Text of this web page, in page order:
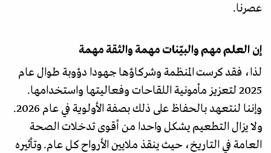
عصرنا.
إن العلم مهم والبيّنات مهمة والثقة مهمة
لذا، فقد كرست المنظمة وشركاؤها جهودا دؤوبة طوال عام
2025 لتعزيز مأمونية اللقاحات وفعاليتها واستخدامها.
وإننا لنتعهد بالحفاظ على ذلك بصفة الأولوية في عام 2026.
ولا يزال التطعيم يشكل واحدا من أقوى تدخلات الصحة
العامة في التاريخ، حيث ينقذ ملايين الأرواح كل عام. وتأثيره